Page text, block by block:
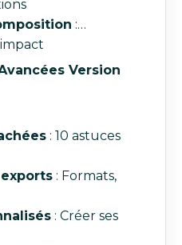
:
Version
: 10 astuces
: Formats,
: Créer ses